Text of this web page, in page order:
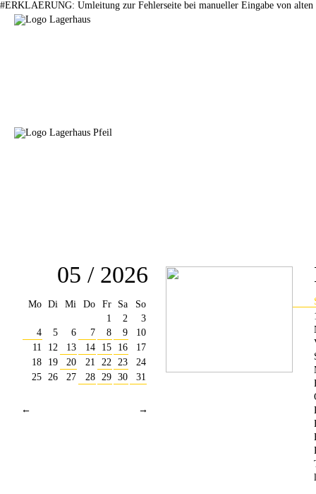
05 / 2026
Mo Di Mi Do Fr Sa
So
1
2
3
4
5 6 7 8 9
10
11
12 13 14 15 16
17
18
19 20 21 22 23
24
25 26 27 28 29 30 31
← →
#ERKLAERUNG: Umleitung zur Fehlerseite bei manueller Eingabe von alten